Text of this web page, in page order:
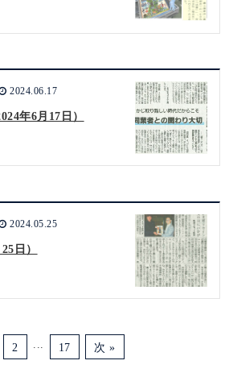
2024.06.17
年6月17日）
2024.05.25
日）
2 17 次 »